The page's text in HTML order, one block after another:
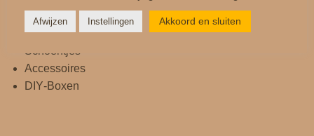
Maak de sportieve look compleet met:
Schoentjes
Accessoires
DIY‑Boxen
Afwijzen Instellingen Akkoord en sluiten